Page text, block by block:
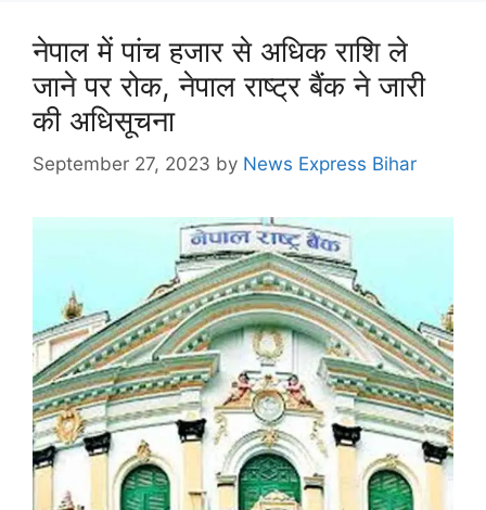
नेपाल में पांच हजार से अधिक राशि ले
जाने पर रोक, नेपाल राष्ट्र बैंक ने जारी
की अधिसूचना
September 27, 2023 by News Express Bihar